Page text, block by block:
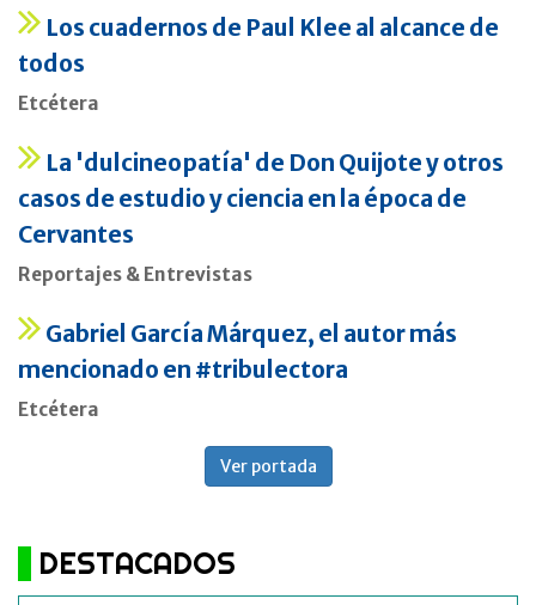
Los cuadernos de Paul Klee al alcance de
todos
Etcétera
La 'dulcineopatía' de Don Quijote y otros
casos de estudio y ciencia en la época de
Cervantes
Reportajes & Entrevistas
Gabriel García Márquez, el autor más
mencionado en #tribulectora
Etcétera
Ver portada
DESTACADOS